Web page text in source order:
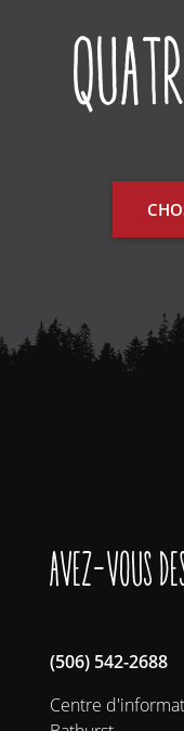
Avez-vous
(506) 542-2688
Centre